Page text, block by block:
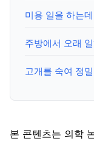
미용 일을 하는
주방에서 오래
고개를 숙여 정
본 콘텐츠는 의학